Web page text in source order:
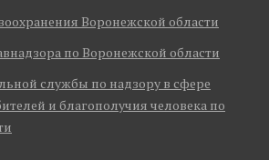
Воронежской области
по Воронежской области
службы по надзору в сфере
и благополучия человека по